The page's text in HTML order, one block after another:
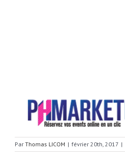
Par Thomas LICOM | février 20th, 2017 |